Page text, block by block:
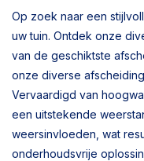
Op zoek naar een
uw tuin. Ontdek onze
van de geschiktste
onze diverse
Vervaardigd van
een uitstekende
weersinvloeden, wat
onderhoudsvrije